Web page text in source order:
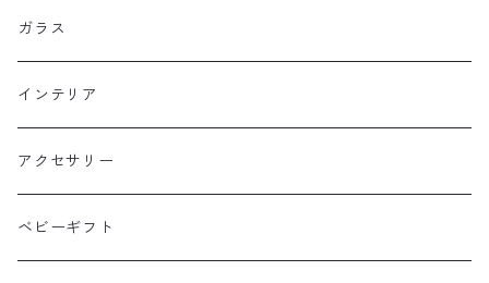
ガラス
インテリア
アクセサリー
ベビーギフト